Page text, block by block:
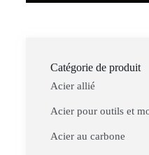
Catégorie de produit
Acier allié
Acier pour outils et
Acier au carbone